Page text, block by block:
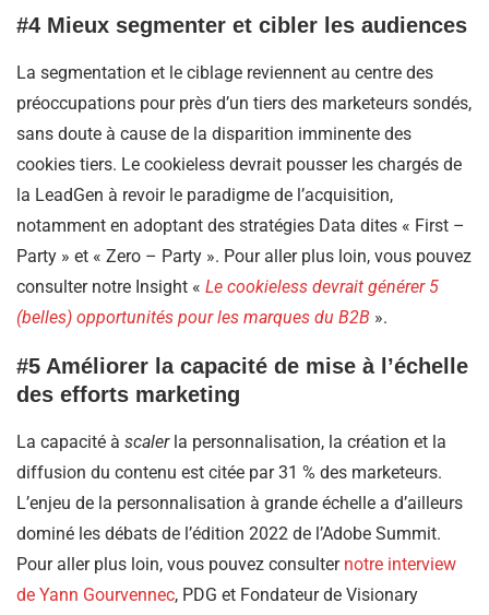
#4 Mieux segmenter et cibler les audiences
La segmentation et le ciblage reviennent au centre des
préoccupations pour près d’un tiers des marketeurs sondés,
sans doute à cause de la disparition imminente des
cookies tiers. Le cookieless devrait pousser les chargés de
la LeadGen à revoir le paradigme de l’acquisition,
notamment en adoptant des stratégies Data dites « First –
Party » et « Zero – Party ». Pour aller plus loin, vous pouvez
consulter notre Insight « Le cookieless devrait générer 5
(belles) opportunités pour les marques du B2B ».
#5 Améliorer la capacité de mise à l’échelle
des efforts marketing
La capacité à scalerla personnalisation, la création et la
diffusion du contenu est citée par 31 % des marketeurs.
L’enjeu de la personnalisation à grande échelle a d’ailleurs
dominé les débats de l’édition 2022 de l’Adobe Summit.
Pour aller plus loin, vous pouvez consulter notre interview
de Yann Gourvennec, PDG et Fondateur de Visionary